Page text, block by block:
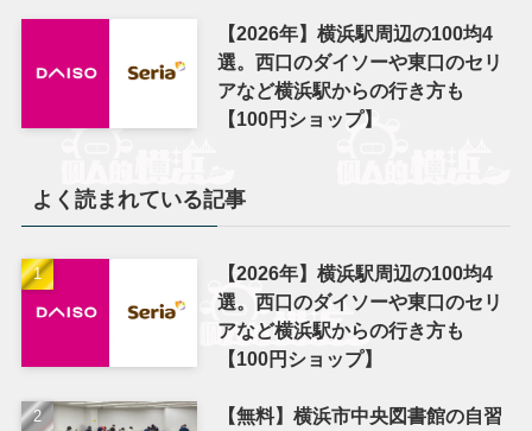
【2026年】横浜駅周辺の100均4
選。西口のダイソーや東口のセリ
アなど横浜駅からの行き方も
【100円ショップ】
よく読まれている記事
【2026年】横浜駅周辺の100均4
選。西口のダイソーや東口のセリ
アなど横浜駅からの行き方も
【100円ショップ】
【無料】横浜市中央図書館の自習